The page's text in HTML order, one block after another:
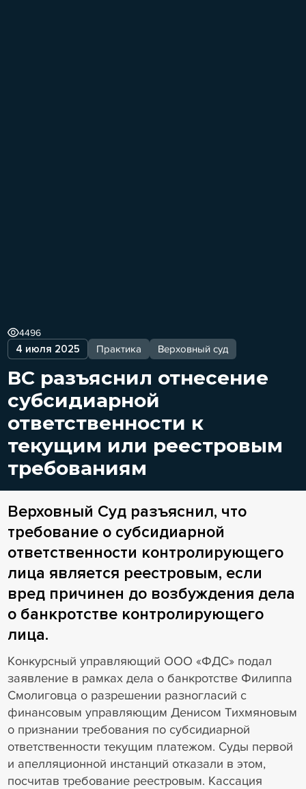
4 июля 2025 Практика Верховный суд
4496
ВС разъяснил отнесение
субсидиарной
ответственности к
текущим или реестровым
требованиям
Верховный Суд разъяснил, что
требование о субсидиарной
ответственности контролирующего
лица является реестровым, если
вред причинен до возбуждения дела
о банкротстве контролирующего
лица.
Конкурсный управляющий ООО «ФДС» подал
заявление в рамках дела о банкротстве Филиппа
Смолиговца о разрешении разногласий с
финансовым управляющим Денисом Тихмяновым
о признании требования по субсидиарной
ответственности текущим платежом. Суды первой
и апелляционной инстанций отказали в этом,
посчитав требование реестровым. Кассация